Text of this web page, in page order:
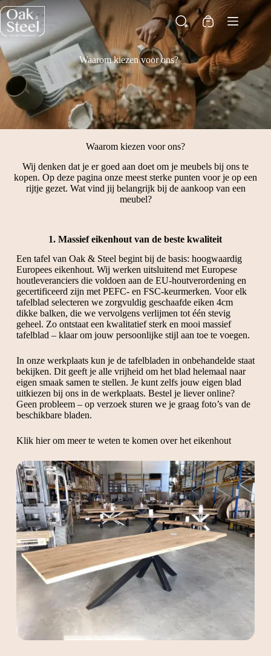
Ga
naar
de
inhoud
Winkelwagen
Waarom kiezen voor ons?
Waarom kiezen voor ons?
Wij denken dat je er goed aan doet om je meubels bij ons te
kopen. Op deze pagina onze meest sterke punten voor je op een
rijtje gezet. Wat vind jij belangrijk bij de aankoop van een
meubel?
1. Massief eikenhout van de beste kwaliteit
Een tafel van Oak & Steel begint bij de basis: hoogwaardig
Europees eikenhout. Wij werken uitsluitend met Europese
houtleveranciers die voldoen aan de EU-houtverordening en
gecertificeerd zijn met PEFC- en FSC-keurmerken. Voor elk
tafelblad selecteren we zorgvuldig geschaafde eiken 4cm
dikke balken, die we vervolgens verlijmen tot één stevig
geheel. Zo ontstaat een kwalitatief sterk en mooi massief
tafelblad – klaar om jouw persoonlijke stijl aan toe te voegen.
In onze werkplaats kun je de tafelbladen in onbehandelde staat
bekijken. Dit geeft je alle vrijheid om het blad helemaal naar
eigen smaak samen te stellen. Je kunt zelfs jouw eigen blad
uitkiezen bij ons in de werkplaats. Bestel je liever online?
Geen probleem – op verzoek sturen we je graag foto’s van de
beschikbare bladen.
Klik hier om meer te weten te komen over het eikenhout